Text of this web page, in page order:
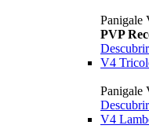
Panigale
PVP
V4
Panigale
V4